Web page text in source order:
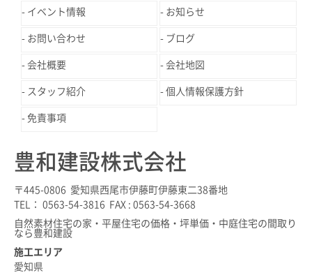
イベント情報 お知らせ
お問い合わせ ブログ
会社概要 会社地図
スタッフ紹介 個人情報保護方針
免責事項
豊和建設株式会社
〒445-0806 愛知県西尾市伊藤町伊藤東二38番地
TEL： 0563-54-3816 FAX : 0563-54-3668
自然素材住宅の家・平屋住宅の価格・坪単価・中庭住宅の間取り
なら豊和建設
施工エリア
愛知県